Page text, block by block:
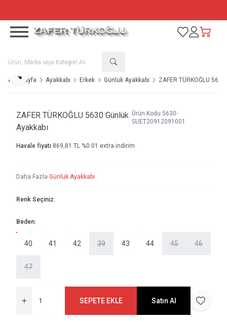
Favorilerim
Hesabım
Sepetim
Ana Sayfa Ayakkabı Erkek Günlük Ayakkabı ZAFER TÜRKOĞLU
Paylaş
ZAFER TÜRKOĞLU 5630 Günlük
Ayakkabı
Ürün Kodu5630-
SUET20912091001
Havale fiyatı 869,81 TL %0.01 extra indirim
Daha Fazla Günlük Ayakkabı
Renk Seçiniz:
Beden:
40 41 42 39 43 44 45 46
47
SEPETE EKLE Satın Al Favoriye